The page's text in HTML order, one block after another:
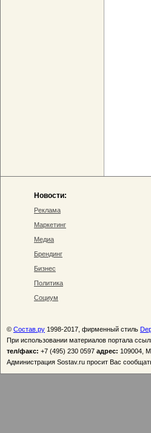
Новости:
Реклама
Маркетинг
Медиа
Брендинг
Бизнес
Политика
Социум
© Состав.ру 1998-2017, фирменный стиль
При использовании материалов портала
тел/факс: +7 (495) 230 0597 адрес: 109004,
Администрация Sostav.ru просит Вас